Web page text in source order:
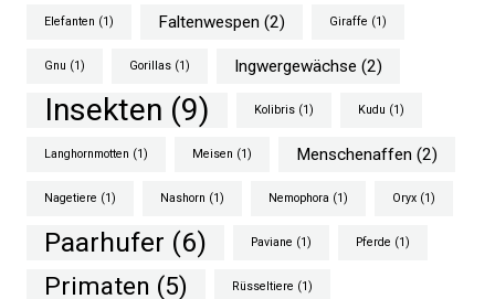
Elefanten (1) Faltenwespen (2) Giraffe (1)
Gnu (1) Gorillas (1) Ingwergewächse (2)
Insekten (9) Kolibris (1) Kudu (1)
Langhornmotten (1) Meisen (1) Menschenaffen (2)
Nagetiere (1) Nashorn (1) Nemophora (1) Oryx (1)
Paarhufer (6) Paviane (1) Pferde (1)
Primaten (5) Rüsseltiere (1)